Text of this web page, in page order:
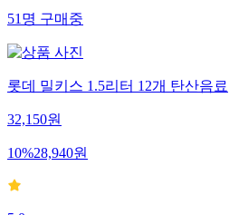
51명구매중
롯데 밀키스 1.5리터 12개 탄산음료
32,150원
10%28,940원